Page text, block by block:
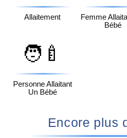
Allaitement
Femme
Bébé
🧑‍🍼
Personne Allaitant
Un Bébé
Encore plus